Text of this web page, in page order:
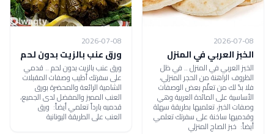
2026-07-08
الخبز العربي في المنزل
الخبز العربي في المنزل .. في ظل
الظروف الراهنة من الحجر المنزلي،
فلا بدّ لك من تعلّم بعض الوصفات
الأساسية على المائدة العربية وهي
وصفات الخبز، تعلميها بطريقة سهلة
وقدميها ساخنة على سفرتك تعلمي
أيضاً: خبز الصاج المنزلي
2026-07-08
ورق عنب بالزيت بدون لحم
ورق عنب بالزيت بدون لحم .. قدمي
على سفرتك أطيب وصفات المقبلات
الشامية الرائعة والمحضرة بورق
العنب المميز والمفضل لدى الجميع،
قدميه بارداً تعلمي أيضاً: ورق
العنب على الطريقة اليونانية